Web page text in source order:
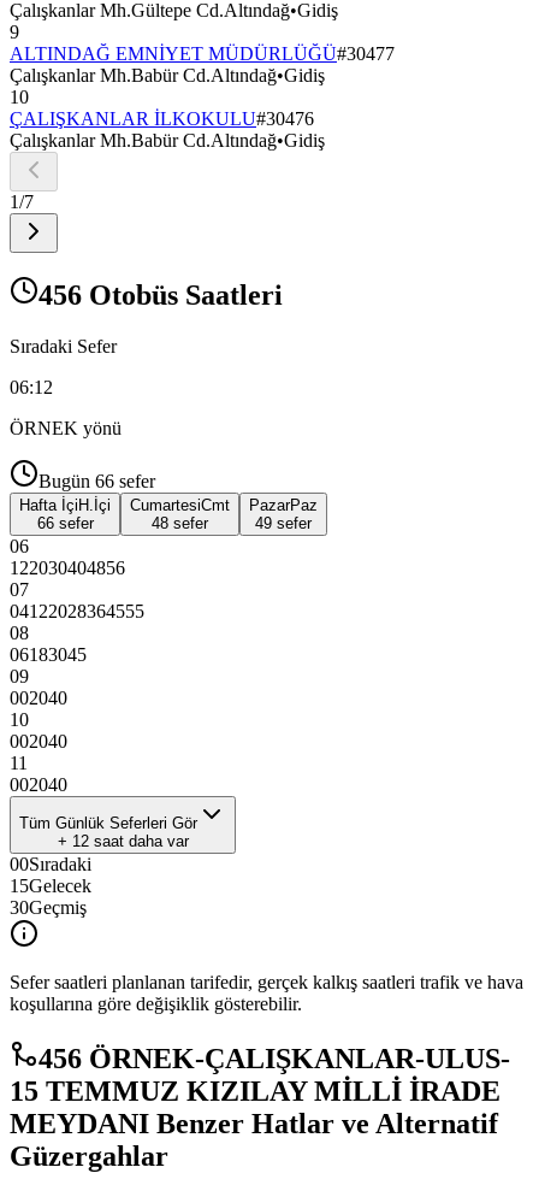
Çalışkanlar Mh.Gültepe Cd.Altındağ•Gidiş
9
ALTINDAĞ EMNİYET MÜDÜRLÜĞÜ#30477
Çalışkanlar Mh.Babür Cd.Altındağ•Gidiş
10
ÇALIŞKANLAR İLKOKULU#30476
Çalışkanlar Mh.Babür Cd.Altındağ•Gidiş
1/7
456 Otobüs Saatleri
Sıradaki Sefer
06:12
ÖRNEK yönü
Bugün 66 sefer
Hafta İçi H.İçi
66 sefer
CumartesiCmt
48 sefer
PazarPaz
49 sefer
06
122030404856
07
04122028364555
08
06183045
09
002040
10
002040
11
002040
Tüm Günlük Seferleri Gör
+ 12saat daha var
00Sıradaki
15Gelecek
30Geçmiş
Sefer saatleri planlanan tarifedir, gerçek kalkış saatleri trafik ve hava
koşullarına göre değişiklik gösterebilir.
456 ÖRNEK-ÇALIŞKANLAR-ULUS-
15 TEMMUZ KIZILAY MİLLİ İRADE
MEYDANI Benzer Hatlar ve Alternatif
Güzergahlar